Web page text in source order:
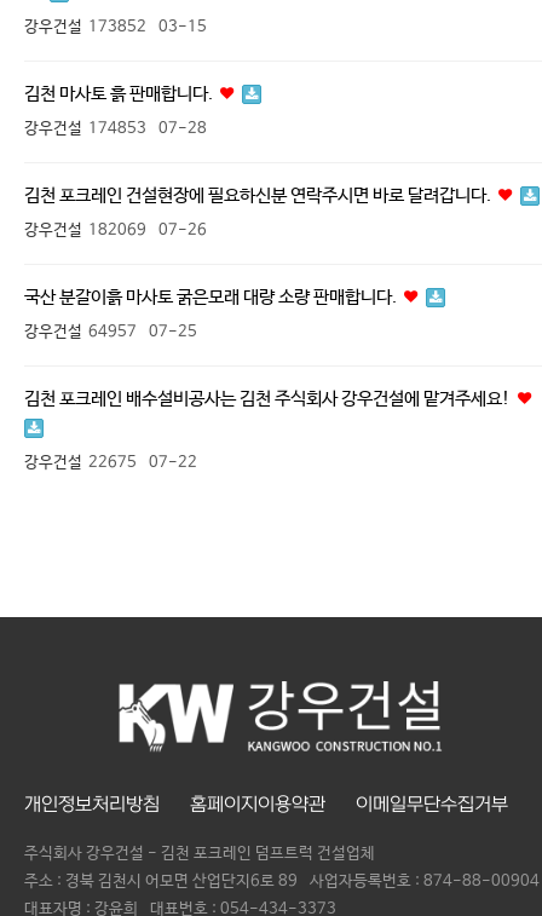
강우건설 173852 03-15
김천 마사토 흙 판매합니다.
강우건설 174853 07-28
김천 포크레인 건설현장에 필요하신분 연락주시면 바로 달려갑니다.
강우건설 182069 07-26
국산 분갈이흙 마사토 굵은모래 대량 소량 판매합니다.
강우건설 64957 07-25
김천 포크레인 배수설비공사는 김천 주식회사 강우건설에 맡겨주세요!
강우건설 22675 07-22
개인정보처리방침 홈페이지이용약관 이메일무단수집거부
주식회사 강우건설 - 김천 포크레인 덤프트럭 건설업체
주소 : 경북 김천시 어모면 산업단지6로 89
사업자등록번호 : 874-88-00904
대표자명 : 강윤희 대표번호 : 054-434-3373